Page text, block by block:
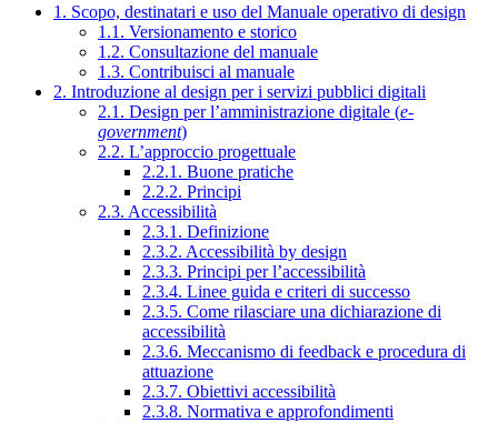
1. Scopo, destinatari e uso del Manuale operativo di design
1.1. Versionamento e storico
1.2. Consultazione del manuale
1.3. Contribuisci al manuale
2. Introduzione al design per i servizi pubblici digitali
2.1. Design per l’amministrazione digitale (e-
government)
2.2. L’approccio progettuale
2.2.1. Buone pratiche
2.2.2. Principi
2.3. Accessibilità
2.3.1. Definizione
2.3.2. Accessibilità by design
2.3.3. Principi per l’accessibilità
2.3.4. Linee guida e criteri di successo
2.3.5. Come rilasciare una dichiarazione di
accessibilità
2.3.6. Meccanismo di feedback e procedura di
attuazione
2.3.7. Obiettivi accessibilità
2.3.8. Normativa e approfondimenti